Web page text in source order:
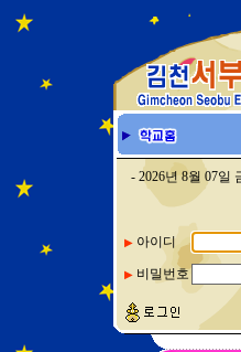
- 2026년 8월 07일
▶아이디
▶ 비밀번호